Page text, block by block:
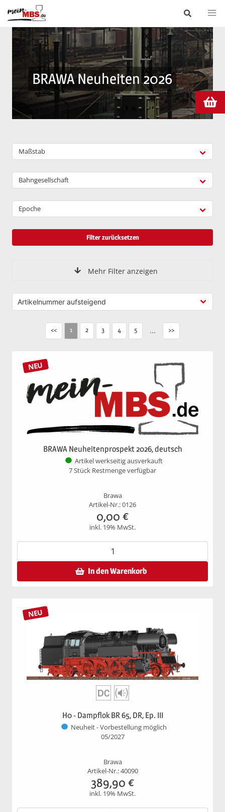
BRAWA Neuheiten 2026
Maßstab
Bahngesellschaft
Epoche
Filter zurücksetzen
Mehr Filter anzeigen
<< 1 2 3 4 5 ... >>
NEU
BRAWA Neuheitenprospekt 2026, deutsch
Artikel werkseitig ausverkauft
7 Stück Restmenge verfügbar
Brawa
Artikel-Nr.: 0126
0,00 €
inkl. 19% MwSt.
In den Warenkorb
NEU
H0 - Dampflok BR 65, DR, Ep. III
Neuheit - Vorbestellung möglich
05/2027
Brawa
Artikel-Nr.: 40090
389,90 €
inkl. 19% MwSt.